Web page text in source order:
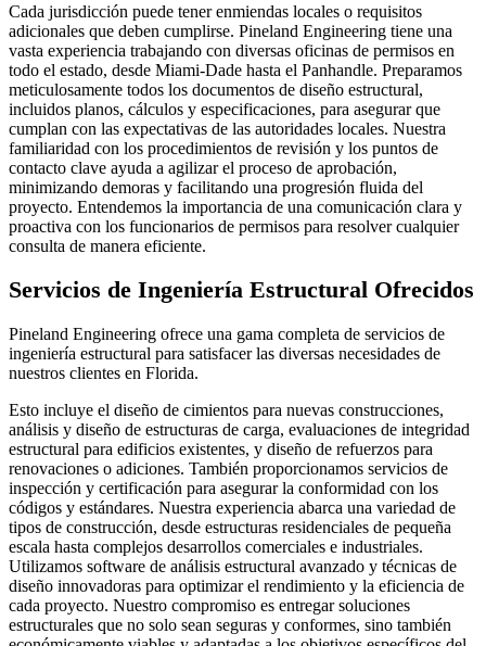
Cada jurisdicción puede tener enmiendas locales o requisitos
adicionales que deben cumplirse. Pineland Engineering tiene una
vasta experiencia trabajando con diversas oficinas de permisos en
todo el estado, desde Miami-Dade hasta el Panhandle. Preparamos
meticulosamente todos los documentos de diseño estructural,
incluidos planos, cálculos y especificaciones, para asegurar que
cumplan con las expectativas de las autoridades locales. Nuestra
familiaridad con los procedimientos de revisión y los puntos de
contacto clave ayuda a agilizar el proceso de aprobación,
minimizando demoras y facilitando una progresión fluida del
proyecto. Entendemos la importancia de una comunicación clara y
proactiva con los funcionarios de permisos para resolver cualquier
consulta de manera eficiente.
Servicios de Ingeniería Estructural Ofrecidos
Pineland Engineering ofrece una gama completa de servicios de
ingeniería estructural para satisfacer las diversas necesidades de
nuestros clientes en Florida.
Esto incluye el diseño de cimientos para nuevas construcciones,
análisis y diseño de estructuras de carga, evaluaciones de integridad
estructural para edificios existentes, y diseño de refuerzos para
renovaciones o adiciones. También proporcionamos servicios de
inspección y certificación para asegurar la conformidad con los
códigos y estándares. Nuestra experiencia abarca una variedad de
tipos de construcción, desde estructuras residenciales de pequeña
escala hasta complejos desarrollos comerciales e industriales.
Utilizamos software de análisis estructural avanzado y técnicas de
diseño innovadoras para optimizar el rendimiento y la eficiencia de
cada proyecto. Nuestro compromiso es entregar soluciones
estructurales que no solo sean seguras y conformes, sino también